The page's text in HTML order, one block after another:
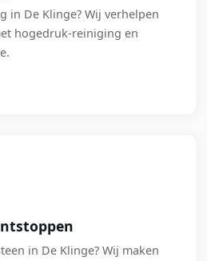
in De Klinge? Wij verhelpen
hogedruk-reiniging en
in De Klinge? Wij maken